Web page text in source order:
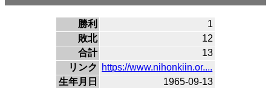
勝利
1
敗北
12
合計
13
リンク
https://www.nihonkiin.or....
生年月日
1965-09-13